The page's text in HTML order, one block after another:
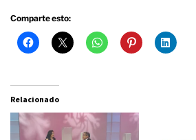
Comparte esto:
Relacionado